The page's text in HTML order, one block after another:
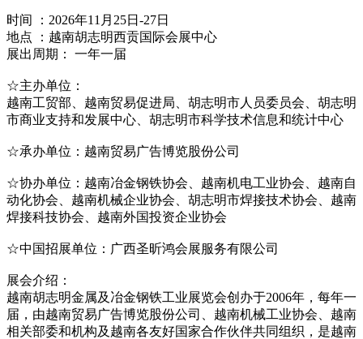
时间 ：2026年11月25日-27日
地点 ：越南胡志明西贡国际会展中心
展出周期： 一年一届
☆主办单位：
越南工贸部、越南贸易促进局、胡志明市人员委员会、胡志明
市商业支持和发展中心、胡志明市科学技术信息和统计中心
☆承办单位：越南贸易广告博览股份公司
☆协办单位：越南冶金钢铁协会、越南机电工业协会、越南自
动化协会、越南机械企业协会、胡志明市焊接技术协会、越南
焊接科技协会、越南外国投资企业协会
☆中国招展单位：广西圣昕鸿会展服务有限公司
展会介绍：
越南胡志明金属及冶金钢铁工业展览会创办于2006年，每年一
届，由越南贸易广告博览股份公司、越南机械工业协会、越南
相关部委和机构及越南各友好国家合作伙伴共同组织，是越南